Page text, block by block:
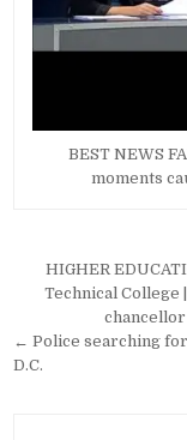
BEST NEWS
moments
Post
navigation
HIGHER
Technical College
← Police searching
D.C.